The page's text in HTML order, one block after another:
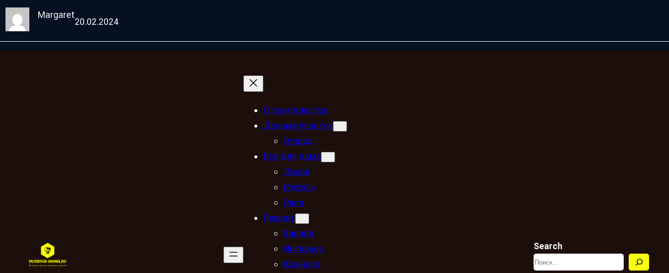
Margaret
20.02.2024
Строительство
Дачный участок
Огород
Всё для дома
Двери
Мебель
Окна
Ремонт
Ванная
Интерьер
Комната
Search